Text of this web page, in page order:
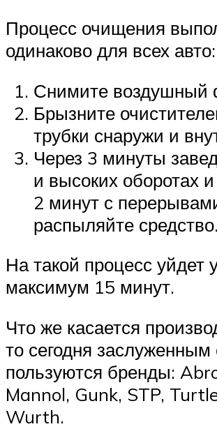
Процесс очищения
одинаково для всех авто:
Снимите воздушный
Брызните
трубки снаружи и
Через 3 минуты
и высоких оборотах
2 минут с
распыляйте средство.
На такой процесс уйдет
максимум 15 минут.
Что же касается
то сегодня заслуженным
пользуются бренды:
Mannol, Gunk, STP,
Wurth.